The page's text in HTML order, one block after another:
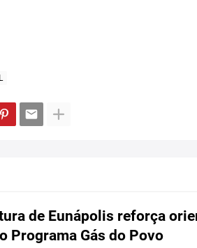
de Eunápolis reforça
Programa Gás do Povo